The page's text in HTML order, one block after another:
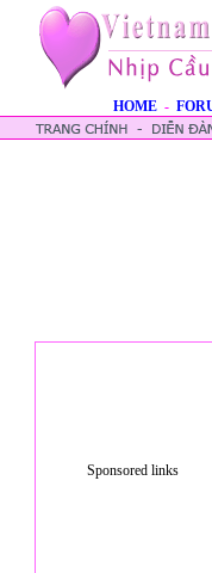
HOME -
Sponsored links